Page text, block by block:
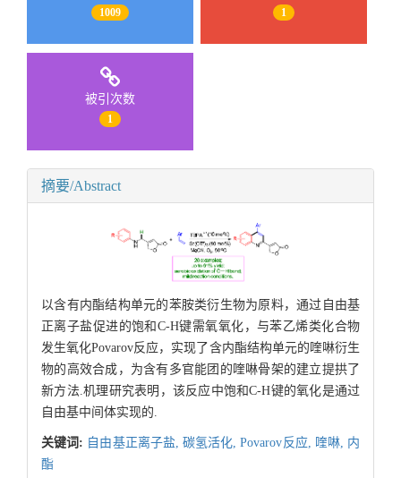
1009 1
被引次数
1
摘要/Abstract
以含有内酯结构单元的苯胺类衍生物为原料，通过自由基
正离子盐促进的饱和C-H键需氧氧化，与苯乙烯类化合物
发生氧化Povarov反应，实现了含内酯结构单元的喹啉衍生
物的高效合成，为含有多官能团的喹啉骨架的建立提拱了
新方法.机理研究表明，该反应中饱和C-H键的氧化是通过
自由基中间体实现的.
关键词: 自由基正离子盐,碳氢活化,Povarov反应, 喹啉, 内
酯